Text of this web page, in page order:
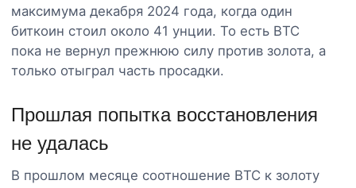
максимума декабря 2024 года, когда один
биткоин стоил около 41 унции. То есть BTC
пока не вернул прежнюю силу против золота, а
только отыграл часть просадки.
Прошлая попытка восстановления
не удалась
В прошлом месяце соотношение BTC к золоту